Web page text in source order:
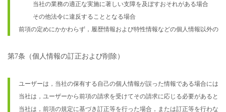
    当社の業務の適正な実施に著しい支障を及ぼすおそれがある場合
    その他法令に違反することとなる場合
前項の定めにかかわらず，履歴情報および特性情報などの個人情報以外の
第7条（個人情報の訂正および削除）
ユーザーは，当社の保有する自己の個人情報が誤った情報である場合には
当社は，ユーザーから前項の請求を受けてその請求に応じる必要があると
当社は，前項の規定に基づき訂正等を行った場合，または訂正等を行わな